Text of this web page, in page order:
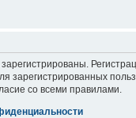
зарегистрированных
со всеми правилами.